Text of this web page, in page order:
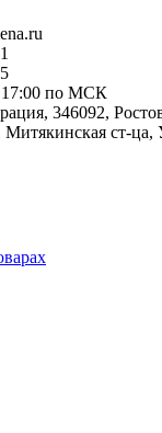
по МСК
346092,
Митякинская ст-